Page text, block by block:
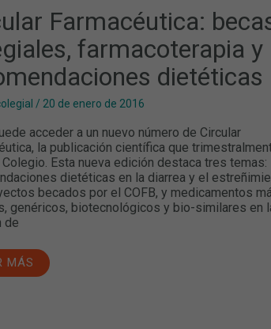
Farmacéutica:
farmacoterapia y
dietéticas
/ 20 de enero de 2016
acceder a un nuevo número de Circular
la publicación científica que
Esta nueva edición destaca tres temas:
dietéticas en la diarrea y el
becados por el COFB, y medicamentos
genéricos, biotecnológicos y bio-similares en
de
MÁS